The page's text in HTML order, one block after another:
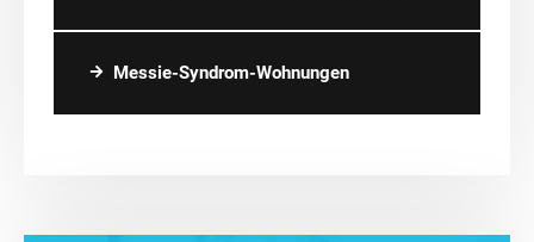
Messie-Syndrom-Wohnungen